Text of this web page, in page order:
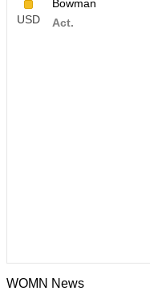
USD
Bowman
Act.
WOMN News